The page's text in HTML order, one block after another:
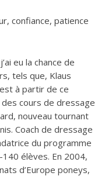
confiance, patience
eu la chance de
tels que, Klaus
à partir de ce
des cours de dressage
nouveau tournant
Coach de dressage
du programme
élèves. En 2004,
d’Europe poneys,